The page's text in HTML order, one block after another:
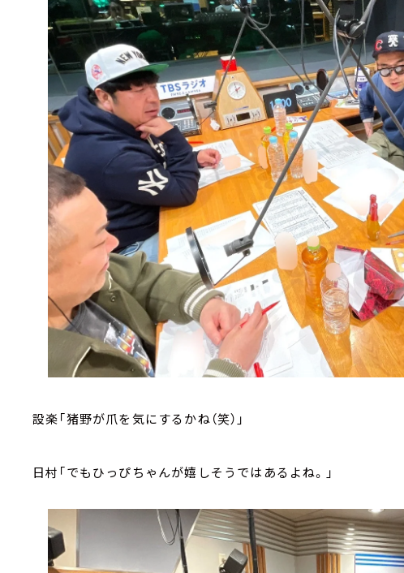
設楽「猪野が爪を気にするかね（笑）」
日村「でもひっぴちゃんが嬉しそうではあるよね。」